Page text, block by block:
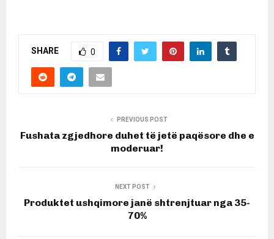
SHARE 0
PREVIOUS POST
Fushata zgjedhore duhet të jetë paqësore dhe e
moderuar!
NEXT POST
Produktet ushqimore janë shtrenjtuar nga 35-
70%